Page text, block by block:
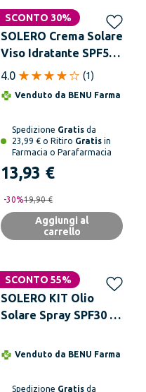
SCONTO 30%
SOLERO Crema Solare
Viso Idratante SPF50+
50 ml
4.0 (1)
Venduto da BENU Farma
Spedizione Gratis da
23,99 € o Ritiro Gratis in
Farmacia o Parafarmacia
13,93 €
-30%19,90 €
Aggiungi al
carrello
SCONTO 55%
SOLERO KIT Olio
Solare Spray SPF30 +
Idratante SPF30
Venduto da BENU Farma
Spedizione Gratis da